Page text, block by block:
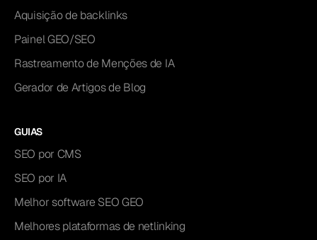
Aquisição de backlinks
Painel GEO/SEO
Rastreamento de Menções de IA
Gerador de Artigos de Blog
GUIAS
SEO por CMS
SEO por IA
Melhor software SEO GEO
Melhores plataformas de netlinking